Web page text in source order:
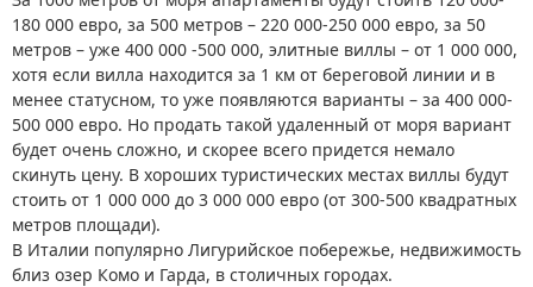
180 000 евро, за 500 метров – 220 000-250 000 евро, за 50
метров – уже 400 000 -500 000, элитные виллы – от 1 000 000,
хотя если вилла находится за 1 км от береговой линии и в
менее статусном, то уже появляются варианты – за 400 000-
500 000 евро. Но продать такой удаленный от моря вариант
будет очень сложно, и скорее всего придется немало
скинуть цену. В хороших туристических местах виллы будут
стоить от 1 000 000 до 3 000 000 евро (от 300-500 квадратных
метров площади).
В Италии популярно Лигурийское побережье, недвижимость
близ озер Комо и Гарда, в столичных городах.